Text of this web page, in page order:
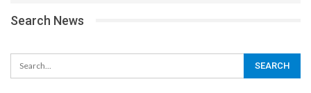
Search News